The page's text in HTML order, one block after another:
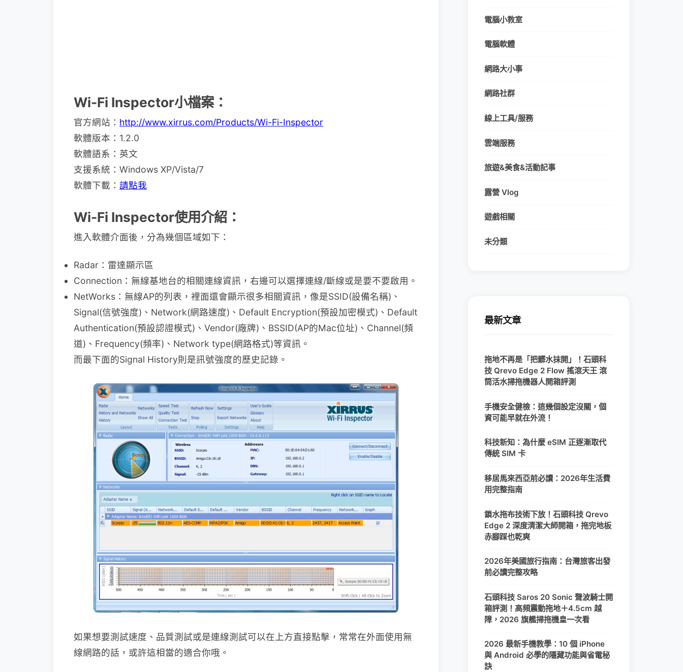
Wi-Fi Inspector小檔案：
官方網站： http://www.xirrus.com/Products/Wi-Fi-Inspector
軟體版本：1.2.0
軟體語系：英文
支援系統：Windows XP/Vista/7
軟體下載： 請點我
Wi-Fi Inspector使用介紹：
進入軟體介面後，分為幾個區域如下：
Radar：雷達顯示區
Connection：無線基地台的相關連線資訊，右邊可以選擇連線/斷線或是要不要啟用。
NetWorks：無線AP的列表，裡面還會顯示很多相關資訊，像是SSID(設備名稱)、
Signal(信號強度)、Network(網路速度)、Default Encryption(預設加密模式)、Default
Authentication(預設認證模式)、Vendor(廠牌)、BSSID(AP的Mac位址)、Channel(頻
道)、Frequency(頻率)、Network type(網路格式)等資訊。
而最下面的Signal History則是訊號強度的歷史記錄。
如果想要測試速度、品質測試或是連線測試可以在上方直接點擊，常常在外面使用無
線網路的話，或許這相當的適合你哦。
電腦小教室
電腦軟體
網路大小事
網路社群
線上工具/服務
雲端服務
旅遊&美食&活動記事
露營 Vlog
遊戲相關
未分類
最新文章
拖地不再是「把髒水抹開」！石頭科
技 Qrevo Edge 2 Flow 搖滾天王 滾
筒活水掃拖機器人開箱評測
手機安全健檢：這幾個設定沒關，個
資可能早就在外流！
科技新知：為什麼 eSIM 正逐漸取代
傳統 SIM 卡
移居馬來西亞前必讀：2026年生活費
用完整指南
鎖水拖布技術下放！石頭科技 Qrevo
Edge 2 深度清潔大師開箱，拖完地板
赤腳踩也乾爽
2026年美國旅行指南：台灣旅客出發
前必讀完整攻略
石頭科技 Saros 20 Sonic 聲波騎士開
箱評測！高頻震動拖地＋4.5cm 越
障，2026 旗艦掃拖機皇一次看
2026 最新手機教學：10 個 iPhone
與 Android 必學的隱藏功能與省電秘
訣